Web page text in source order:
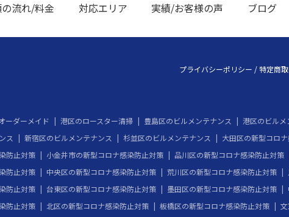
の流れ/料金 対応エリア 実績/お客様の声 ブログ
プライバシーポリシー /特定商
ーダーメイド
港区のロースター清掃 豊島区のビルメンテナンス 港区のビルメ
ス
新宿区のビルメンテナンス 杉並区のビルメンテナンス 大田区の新型コロ
防止対策
小金井市の新型コロナ感染防止対策 品川区の新型コロナ感染防止対策
防止対策
中央区の新型コロナ感染防止対策 荒川区の新型コロナ感染防止対策
防止対策
台東区の新型コロナ感染防止対策 墨田区の新型コロナ感染防止対策
防止対策
北区の新型コロナ感染防止対策 板橋区の新型コロナ感染防止対策